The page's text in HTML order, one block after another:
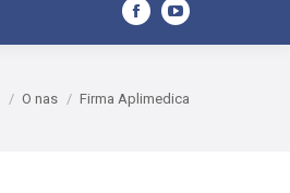
Facebook
in
YouTube
in
O nas Firma Aplimedica